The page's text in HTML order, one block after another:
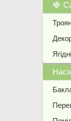
🍓
Ягідні